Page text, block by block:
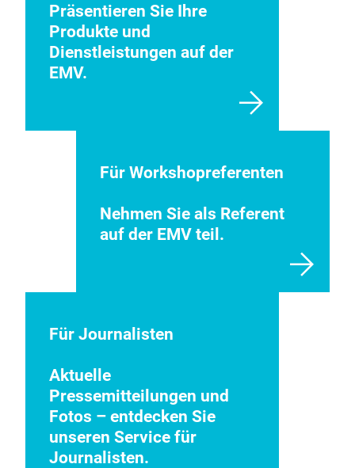
Präsentieren Sie Ihre
Produkte und
Dienstleistungen auf der
EMV.
Für Workshopreferenten
Nehmen Sie als Referent
auf der EMV teil.
Für Journalisten
Aktuelle
Pressemitteilungen und
Fotos – entdecken Sie
unseren Service für
Journalisten.